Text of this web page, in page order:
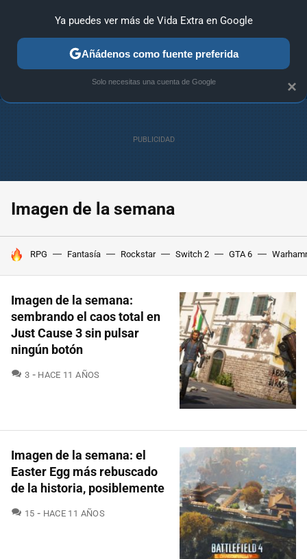
ANÁLISIS GUÍAS Y TRUCOS PC SONY NINTENDO
Imagen de la semana
HOY SE HABLA DE
RPG Fantasía Rockstar Switch 2 GTA 6
Imagen de la semana:
sembrando el caos total en
Just Cause 3 sin pulsar
ningún botón
3 COMENTARIOS
HACE 11 AÑOS
Imagen de la semana: el
Easter Egg más rebuscado
de la historia, posiblemente
15 COMENTARIOS
HACE 11 AÑOS
×
Ya puedes ver más de Vida Extra en Google
Añádenos como fuente preferida
Solo necesitas una cuenta de Google